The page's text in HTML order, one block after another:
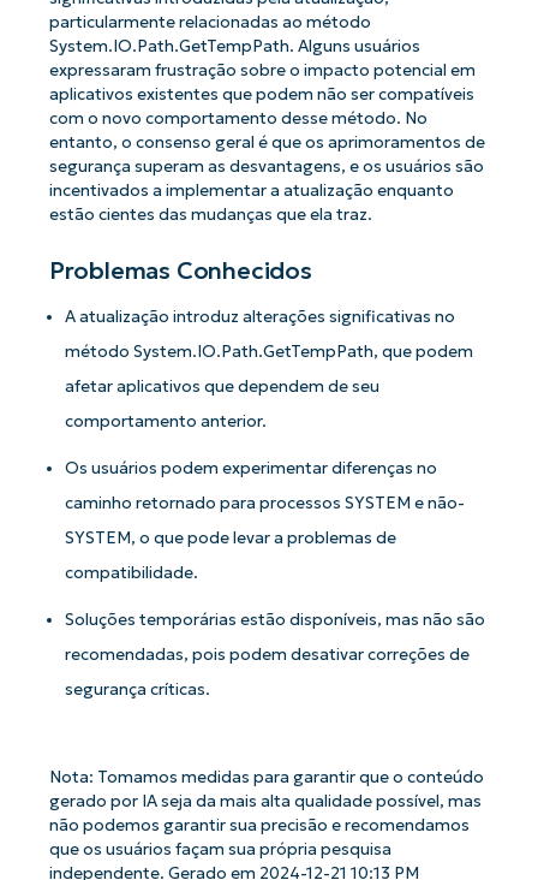
particularmente relacionadas ao método
System.IO.Path.GetTempPath. Alguns usuários
expressaram frustração sobre o impacto potencial em
aplicativos existentes que podem não ser compatíveis
com o novo comportamento desse método. No
entanto, o consenso geral é que os aprimoramentos de
segurança superam as desvantagens, e os usuários são
incentivados a implementar a atualização enquanto
estão cientes das mudanças que ela traz.
Problemas Conhecidos
A atualização introduz alterações significativas no
método System.IO.Path.GetTempPath, que podem
afetar aplicativos que dependem de seu
comportamento anterior.
Os usuários podem experimentar diferenças no
caminho retornado para processos SYSTEM e não-
SYSTEM, o que pode levar a problemas de
compatibilidade.
Soluções temporárias estão disponíveis, mas não são
recomendadas, pois podem desativar correções de
segurança críticas.
Nota: Tomamos medidas para garantir que o conteúdo
gerado por IA seja da mais alta qualidade possível, mas
não podemos garantir sua precisão e recomendamos
que os usuários façam sua própria pesquisa
independente. Gerado em 2024-12-21 10:13 PM
Comece a usar as análises de KB
orientadas por IA do NinjaOne!
email*
Phone